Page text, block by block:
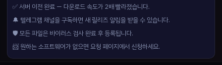
✅ 서버 이전 완료 — 다운로드 속도가 2배 빨라졌습니다.
🔔 텔레그램 채널을 구독하면 새 릴리즈 알림을 받을 수 있습니다.
🛡️ 모든 파일은 바이러스 검사 완료 후 등록됩니다.
📨 원하는 소프트웨어가 없으면 요청 페이지에서 신청하세요.